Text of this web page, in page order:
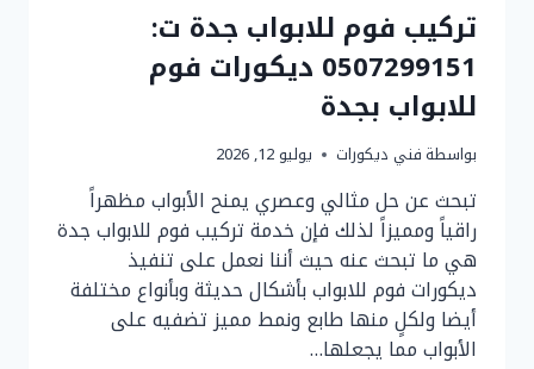
تركيب فوم للابواب جدة ت:
0507299151 ديكورات فوم
للابواب بجدة
بواسطة فني ديكورات يوليو 12, 2026
تبحث عن حل مثالي وعصري يمنح الأبواب مظهراً
راقياً ومميزاً لذلك فإن خدمة تركيب فوم للابواب جدة
هي ما تبحث عنه حيث أننا نعمل على تنفيذ
ديكورات فوم للابواب بأشكال حديثة وبأنواع مختلفة
أيضا ولكلٍ منها طابع ونمط مميز تضفيه على
الأبواب مما يجعلها…